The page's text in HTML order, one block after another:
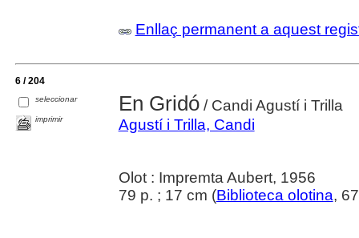
Enllaç permanent a aquest
6 / 204
seleccionar
imprimir
En Gridó/ Candi Agustí i Trilla
Agustí i Trilla, Candi
Olot : Impremta Aubert, 1956
79 p. ; 17 cm (Biblioteca olotina,